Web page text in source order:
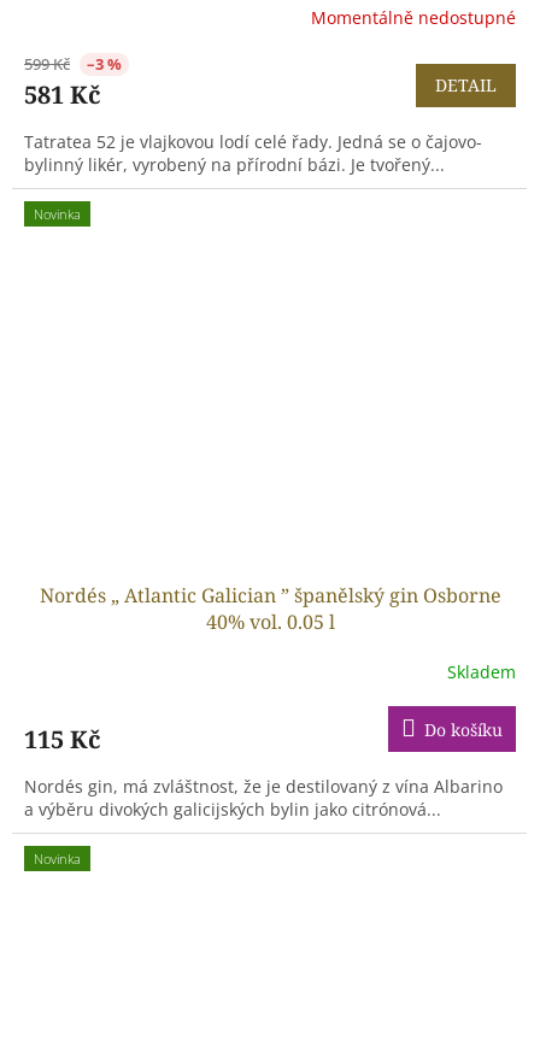
Momentálně nedostupné
599 Kč –3 %
581 Kč DETAIL
Tatratea 52 je vlajkovou lodí celé řady. Jedná se o čajovo-
bylinný likér, vyrobený na přírodní bázi. Je tvořený...
Novinka
Nordés „ Atlantic Galician ” španělský gin Osborne
40% vol. 0.05 l
Skladem
115 Kč Do košíku
Nordés gin, má zvláštnost, že je destilovaný z vína Albarino
a výběru divokých galicijských bylin jako citrónová...
Novinka